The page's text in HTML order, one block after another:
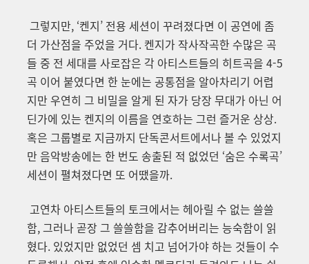
그렇지만, ‘켄지’ 전용 세션이 꾸려졌다면 이 공연에 좀
더 가산점을 주었을 거다. 켄지가 작사작곡한 수많은 곡
들 중 전 세대를 사로잡은 각 아티스트들의 히트곡을 4-5
곡 이어 붙였다면 한 눈에는 공통점을 알아차리기 어렵
지만 우연히 그 비밀을 알게 된 자가 당장 무대가 아닌 어
딘가에 있는 켄지의 이름을 연호하는 그런 즐거운 상상.
혹은 그룹별로 지금까지 단독콘서트에서나 볼 수 있었지
만 음악방송에는 한 번도 송출된 적 없었던 ‘숨은 수록곡’
세션이 펼쳐졌다면 또 어땠을까.
고연차 아티스트들의 토크에서는 헤아릴 수 없는 쓸쓸
함, 그러나 곧장 그 쓸쓸함을 감추어버리는 능숙함이 읽
혔다. 있었지만 없었던 셈 치고 넘어가야 하는 것들이 수